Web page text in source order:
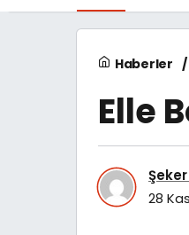
Haberler
Elle
28